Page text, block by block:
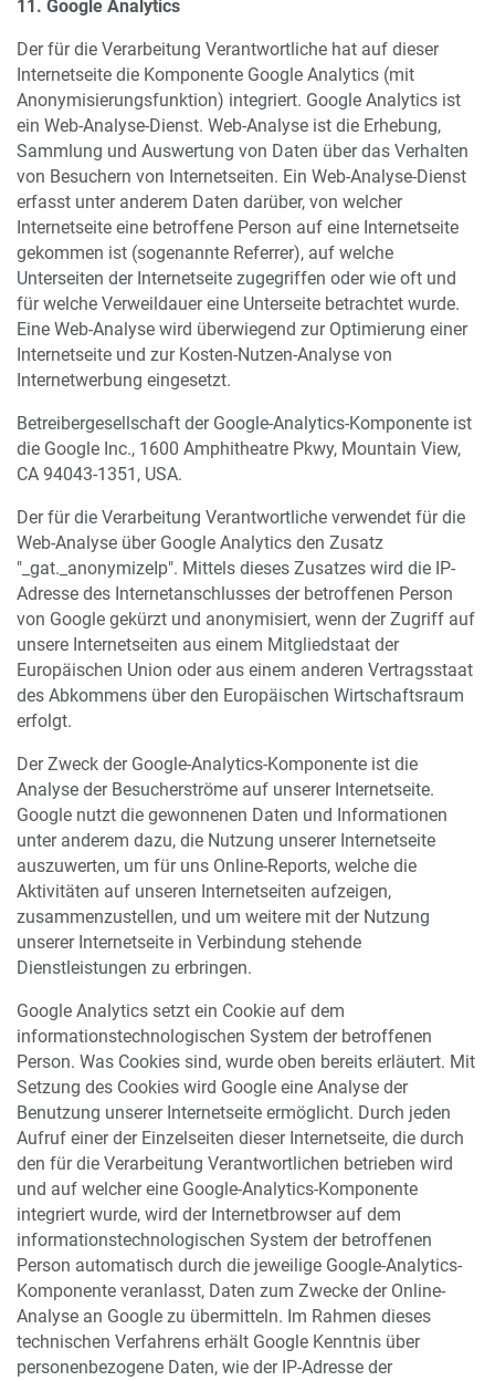
11. Google Analytics
Der für die Verarbeitung Verantwortliche hat auf dieser
Internetseite die Komponente Google Analytics (mit
Anonymisierungsfunktion) integriert. Google Analytics ist
ein Web-Analyse-Dienst. Web-Analyse ist die Erhebung,
Sammlung und Auswertung von Daten über das Verhalten
von Besuchern von Internetseiten. Ein Web-Analyse-Dienst
erfasst unter anderem Daten darüber, von welcher
Internetseite eine betroffene Person auf eine Internetseite
gekommen ist (sogenannte Referrer), auf welche
Unterseiten der Internetseite zugegriffen oder wie oft und
für welche Verweildauer eine Unterseite betrachtet wurde.
Eine Web-Analyse wird überwiegend zur Optimierung einer
Internetseite und zur Kosten-Nutzen-Analyse von
Internetwerbung eingesetzt.
Betreibergesellschaft der Google-Analytics-Komponente ist
die Google Inc., 1600 Amphitheatre Pkwy, Mountain View,
CA 94043-1351, USA.
Der für die Verarbeitung Verantwortliche verwendet für die
Web-Analyse über Google Analytics den Zusatz
"_gat._anonymizeIp". Mittels dieses Zusatzes wird die IP-
Adresse des Internetanschlusses der betroffenen Person
von Google gekürzt und anonymisiert, wenn der Zugriff auf
unsere Internetseiten aus einem Mitgliedstaat der
Europäischen Union oder aus einem anderen Vertragsstaat
des Abkommens über den Europäischen Wirtschaftsraum
erfolgt.
Der Zweck der Google-Analytics-Komponente ist die
Analyse der Besucherströme auf unserer Internetseite.
Google nutzt die gewonnenen Daten und Informationen
unter anderem dazu, die Nutzung unserer Internetseite
auszuwerten, um für uns Online-Reports, welche die
Aktivitäten auf unseren Internetseiten aufzeigen,
zusammenzustellen, und um weitere mit der Nutzung
unserer Internetseite in Verbindung stehende
Dienstleistungen zu erbringen.
Google Analytics setzt ein Cookie auf dem
informationstechnologischen System der betroffenen
Person. Was Cookies sind, wurde oben bereits erläutert. Mit
Setzung des Cookies wird Google eine Analyse der
Benutzung unserer Internetseite ermöglicht. Durch jeden
Aufruf einer der Einzelseiten dieser Internetseite, die durch
den für die Verarbeitung Verantwortlichen betrieben wird
und auf welcher eine Google-Analytics-Komponente
integriert wurde, wird der Internetbrowser auf dem
informationstechnologischen System der betroffenen
Person automatisch durch die jeweilige Google-Analytics-
Komponente veranlasst, Daten zum Zwecke der Online-
Analyse an Google zu übermitteln. Im Rahmen dieses
technischen Verfahrens erhält Google Kenntnis über
personenbezogene Daten, wie der IP-Adresse der